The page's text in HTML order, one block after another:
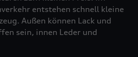
entstehen schnell kleine
Außen können Lack und
sein, innen Leder und